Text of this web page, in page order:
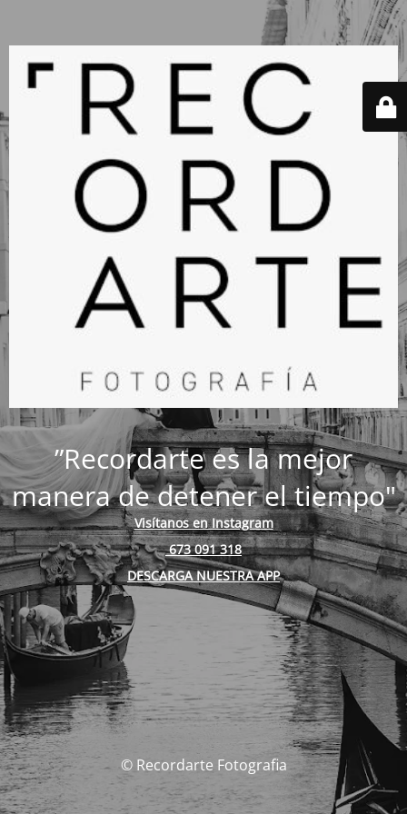
”Recordarte es la mejor
manera de detener el tiempo"
Visítanos en Instagram
673 091 318
DESCARGA NUESTRA APP
© Recordarte Fotografia